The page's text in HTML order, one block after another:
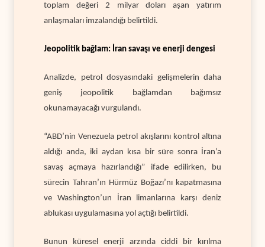
toplam değeri 2 milyar doları aşan yatırım
anlaşmaları imzalandığı belirtildi.
Jeopolitik bağlam: İran savaşı ve enerji dengesi
Analizde, petrol dosyasındaki gelişmelerin daha
geniş jeopolitik bağlamdan bağımsız
okunamayacağı vurgulandı.
“ABD’nin Venezuela petrol akışlarını kontrol altına
aldığı anda, iki aydan kısa bir süre sonra İran’a
savaş açmaya hazırlandığı” ifade edilirken, bu
sürecin Tahran’ın Hürmüz Boğazı’nı kapatmasına
ve Washington’un İran limanlarına karşı deniz
ablukası uygulamasına yol açtığı belirtildi.
Bunun küresel enerji arzında ciddi bir kırılma